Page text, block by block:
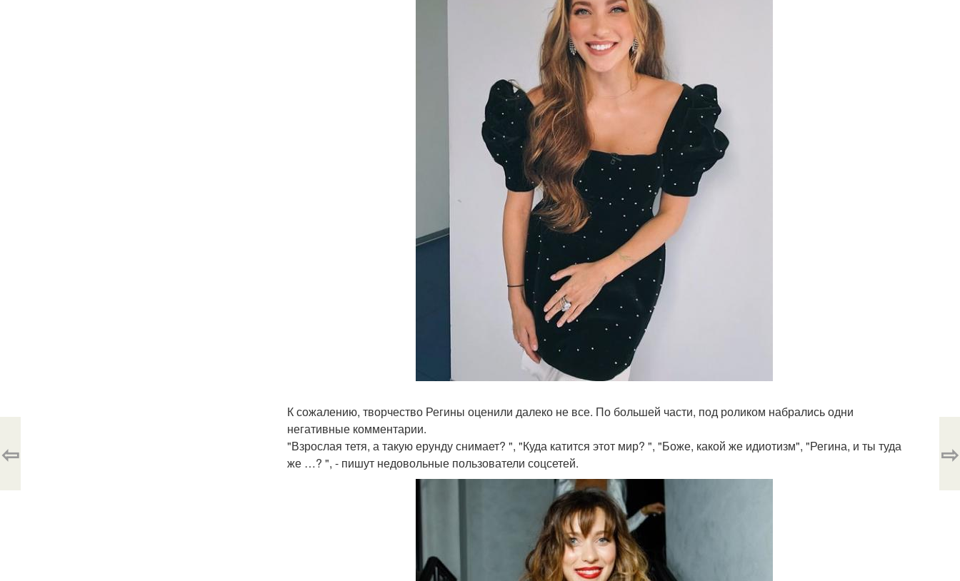
К сожалению, творчество Регины оценили далеко не все. По большей части, под роликом набрались одни
негативные комментарии.
"Взрослая тетя, а такую ерунду снимает? ", "Куда катится этот мир? ", "Боже, какой же идиотизм", "Регина, и ты туда
же …? ", - пишут недовольные пользователи соцсетей.
⇦ ⇨